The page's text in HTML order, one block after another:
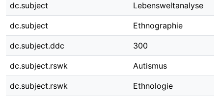
dc.subject Lebensweltanalyse
dc.subject Ethnographie
dc.subject.ddc 300
dc.subject.rswk Autismus
dc.subject.rswk Ethnologie